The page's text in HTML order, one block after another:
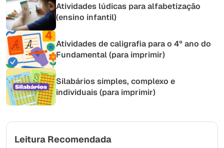
Atividades lúdicas para alfabetização
(ensino infantil)
Atividades de caligrafia para o 4º ano do
Fundamental (para imprimir)
Silabários simples, complexo e
individuais (para imprimir)
Leitura Recomendada